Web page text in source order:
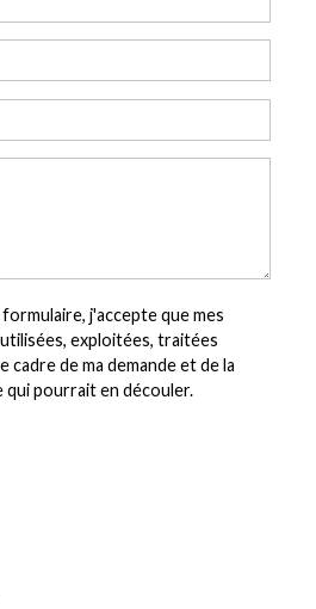
j'accepte que mes
exploitées, traitées
cadre de ma demande et de la
qui pourrait en découler.